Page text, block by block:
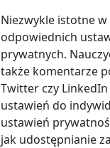
Niezwykle istotne
odpowiednich
prywatnych.
także komentarze
Twitter czy
ustawień do
ustawień
jak udostępnianie